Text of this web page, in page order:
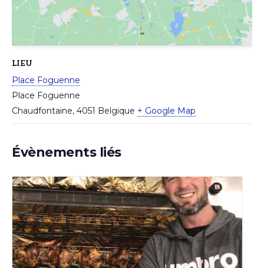
LIEU
Place Foguenne
Place Foguenne
Chaudfontaine, 4051 Belgique + Google Map
Évènements liés